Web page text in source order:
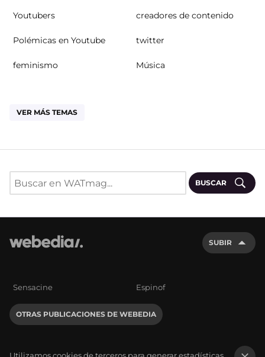
Youtubers creadores de contenido
Polémicas en Youtube twitter
feminismo Música
VER MÁS TEMAS
BUSCAR
SUBIR
Sensacine Espinof
OTRAS PUBLICACIONES DE WEBEDIA